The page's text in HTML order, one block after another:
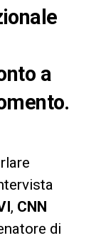
a
, CNN
di